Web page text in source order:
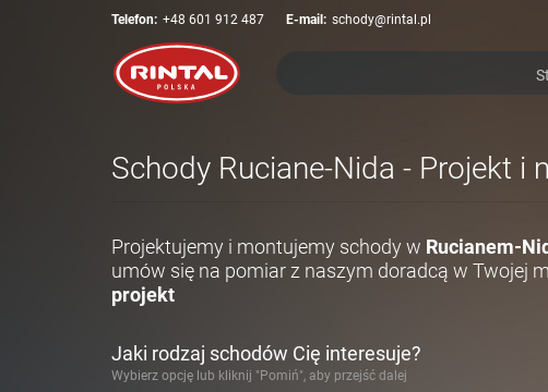
Telefon: +48 601 912 487 E-mail: schody@rintal.pl
Schody Ruciane-Nida - Projekt i
Projektujemy i montujemy schody w Rucianem-
umów się na pomiar z naszym doradcą w Twojej
projekt
Jaki rodzaj schodów Cię interesuje?
Wybierz opcję lub kliknij "Pomiń", aby przejść dalej